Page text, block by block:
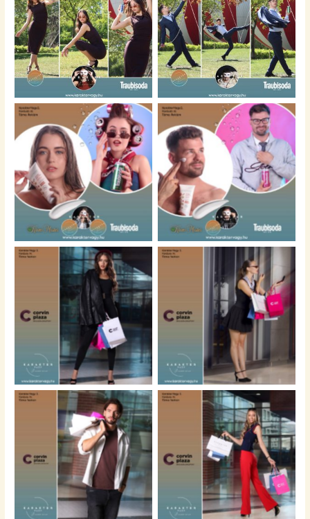
TOP II. TOP I.
No Caption No Caption
No Caption No Caption
No Caption No Caption